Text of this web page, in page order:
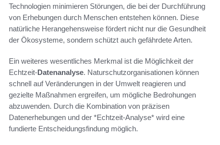
Technologien minimieren Störungen, die bei der Durchführung
von Erhebungen durch Menschen entstehen können. Diese
natürliche Herangehensweise fördert nicht nur die Gesundheit
der Ökosysteme, sondern schützt auch gefährdete Arten.
Ein weiteres wesentliches Merkmal ist die Möglichkeit der
Echtzeit-Datenanalyse. Naturschutzorganisationen können
schnell auf Veränderungen in der Umwelt reagieren und
gezielte Maßnahmen ergreifen, um mögliche Bedrohungen
abzuwenden. Durch die Kombination von präzisen
Datenerhebungen und der *Echtzeit-Analyse* wird eine
fundierte Entscheidungsfindung möglich.